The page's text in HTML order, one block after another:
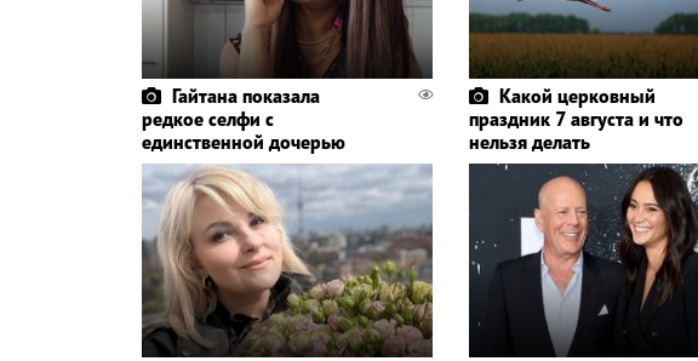
Гайтана показала
редкое селфи с
единственной дочерью
Какой церковный
праздник 7 августа и что
нельзя делать